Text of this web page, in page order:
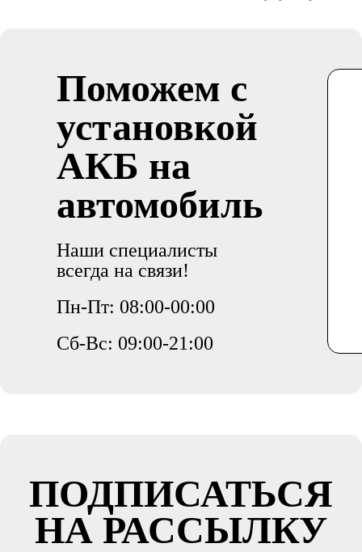
Поможем с
установкой
АКБ на
автомобиль
Наши специалисты
всегда на связи!
Пн-Пт: 08:00-00:00
Сб-Вс: 09:00-21:00
ПОДПИСАТЬСЯ
НА РАССЫЛКУ